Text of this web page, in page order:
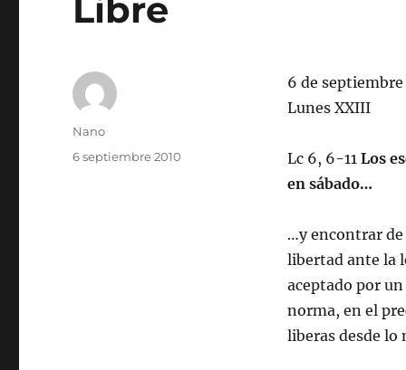
Libre
6 de septiembre
Lunes XXIII
Lc 6, 6-11 Los
en sábado…
…y encontrar de
libertad ante la
aceptado por
norma, en el
liberas desde lo
Autor
Nano
Publicado
6 septiembre 2010